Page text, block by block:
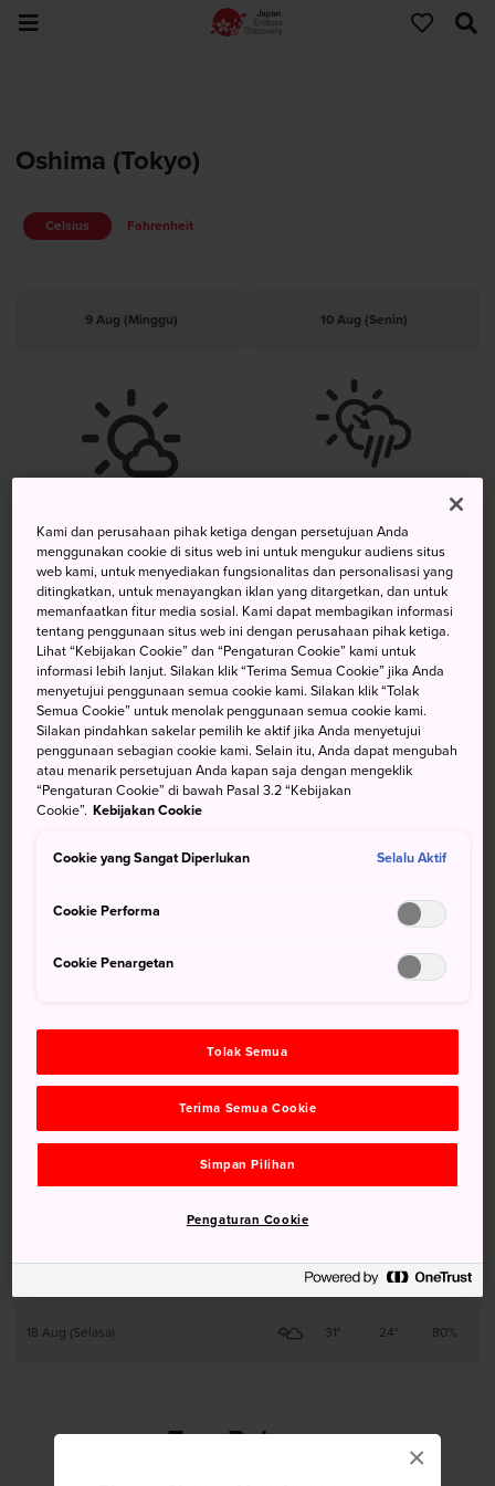
×
Oshima (Tokyo)
Celsius Fahrenheit
9 Aug (Minggu) 10 Aug (Senin)
Turun Hujan Sementara Setelah
Suhu
maks
Suhu
min
Curah
Hujan
Suhu
maks
Suhu
min
Curah
Hujan
31° 23° 20% 31° 24° 80%
Suhu
maks
Suhu
min
9 Aug (Minggu) 31°
11 Aug (Selasa) 40%
12 Aug (Rabu) 24° 90%
13 Aug (Kamis) 30° 23° 80%
14 Aug (Jumat) 30° 24° 80%
15 Aug (Sabtu) 90%
30° 24° 90%
18 Aug (Selasa) 31° 24° 80%
Tren Bulanan
Kami dan perusahaan pihak ketiga dengan persetujuan Anda
menggunakan cookie di situs web ini untuk mengukur audiens situs
web kami, untuk menyediakan fungsionalitas dan personalisasi yang
ditingkatkan, untuk menayangkan iklan yang ditargetkan, dan untuk
memanfaatkan fitur media sosial. Kami dapat membagikan informasi
tentang penggunaan situs web ini dengan perusahaan pihak ketiga.
Lihat “Kebijakan Cookie” dan “Pengaturan Cookie” kami untuk
informasi lebih lanjut. Silakan klik “Terima Semua Cookie” jika Anda
menyetujui penggunaan semua cookie kami. Silakan klik “Tolak
Semua Cookie” untuk menolak penggunaan semua cookie kami.
Silakan pindahkan sakelar pemilih ke aktif jika Anda menyetujui
penggunaan sebagian cookie kami. Selain itu, Anda dapat mengubah
atau menarik persetujuan Anda kapan saja dengan mengeklik
“Pengaturan Cookie” di bawah Pasal 3.2 “Kebijakan
Cookie”. Kebijakan Cookie
Cookie yang Sangat Diperlukan Selalu Aktif
Cookie Performa
Cookie Penargetan
Tolak Semua
Terima Semua Cookie
Simpan Pilihan
Pengaturan Cookie